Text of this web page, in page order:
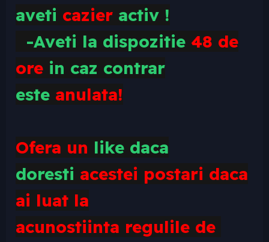
aveti cazier activ !
-Aveti la dispozitie 48 de
ore in caz contrar
este anulata!
Ofera un like daca
doresti acestei postari daca
ai luat la
acunostiinta regulile de